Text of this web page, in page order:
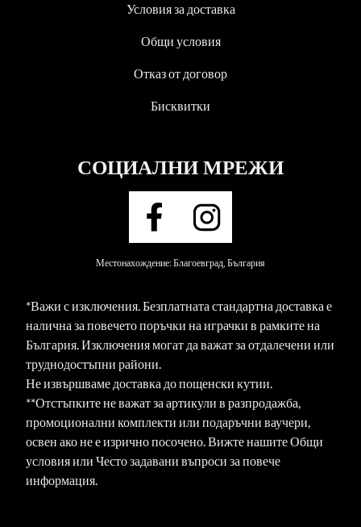
Условия за доставка
Общи условия
Отказ от договор
Бисквитки
СОЦИАЛНИ МРЕЖИ
Местонахождение: Благоевград, България
*Важи с изключения. Безплатната стандартна доставка е
налична за повечето поръчки на играчки в рамките на
България. Изключения могат да важат за отдалечени или
труднодостъпни райони.
Не извършваме доставка до пощенски кутии.
**Отстъпките не важат за артикули в разпродажба,
промоционални комплекти или подаръчни ваучери,
освен ако не е изрично посочено. Вижте нашите Общи
условия или Често задавани въпроси за повече
информация.